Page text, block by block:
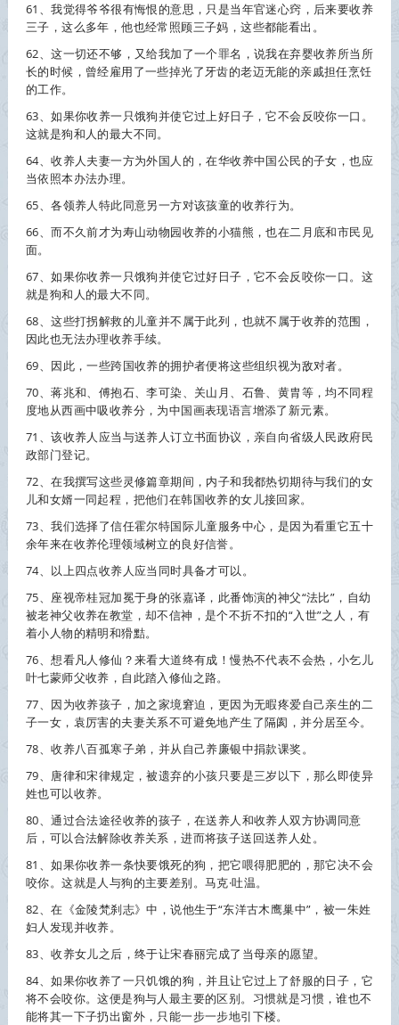
61、我觉得爷爷很有悔恨的意思，只是当年官迷心窍，后来要收养
三子，这么多年，他也经常照顾三子妈，这些都能看出。
62、这一切还不够，又给我加了一个罪名，说我在弃婴收养所当所
长的时候，曾经雇用了一些掉光了牙齿的老迈无能的亲戚担任烹饪
的工作。
63、如果你收养一只饿狗并使它过上好日子，它不会反咬你一口。
这就是狗和人的最大不同。
64、收养人夫妻一方为外国人的，在华收养中国公民的子女，也应
当依照本办法办理。
65、各领养人特此同意另一方对该孩童的收养行为。
66、而不久前才为寿山动物园收养的小猫熊，也在二月底和市民见
面。
67、如果你收养一只饿狗并使它过好日子，它不会反咬你一口。这
就是狗和人的最大不同。
68、这些打拐解救的儿童并不属于此列，也就不属于收养的范围，
因此也无法办理收养手续。
69、因此，一些跨国收养的拥护者便将这些组织视为敌对者。
70、蒋兆和、傅抱石、李可染、关山月、石鲁、黄胄等，均不同程
度地从西画中吸收养分，为中国画表现语言增添了新元素。
71、该收养人应当与送养人订立书面协议，亲自向省级人民政府民
政部门登记。
72、在我撰写这些灵修篇章期间，内子和我都热切期待与我们的女
儿和女婿一同起程，把他们在韩国收养的女儿接回家。
73、我们选择了信任霍尔特国际儿童服务中心，是因为看重它五十
余年来在收养伦理领域树立的良好信誉。
74、以上四点收养人应当同时具备才可以。
75、座视帝桂冠加冕于身的张嘉译，此番饰演的神父“法比”，自幼
被老神父收养在教堂，却不信神，是个不折不扣的“入世”之人，有
着小人物的精明和猾黠。
76、想看凡人修仙？来看大道终有成！慢热不代表不会热，小乞儿
叶七蒙师父收养 ，自此踏入修仙之路。
77、因为收养孩子，加之家境窘迫，更因为无暇疼爱自己亲生的二
子一女，袁厉害的夫妻关系不可避免地产生了隔阂，并分居至今。
78、收养八百孤寒子弟，并从自己养廉银中捐款课奖。
79、唐律和宋律规定，被遗弃的小孩只要是三岁以下，那么即使异
姓也可以收养。
80、通过合法途径收养的孩子，在送养人和收养人双方协调同意
后，可以合法解除收养关系，进而将孩子送回送养人处。
81、如果你收养一条快要饿死的狗，把它喂得肥肥的，那它决不会
咬你。这就是人与狗的主要差别。马克·吐温。
82、在《金陵梵刹志》中，说他生于“东洋古木鹰巢中”，被一朱姓
妇人发现并收养。
83、收养女儿之后，终于让宋春丽完成了当母亲的愿望。
84、如果你收养了一只饥饿的狗，并且让它过上了舒服的日子，它
将不会咬你。这便是狗与人最主要的区别。习惯就是习惯，谁也不
能将其一下子扔出窗外，只能一步一步地引下楼。